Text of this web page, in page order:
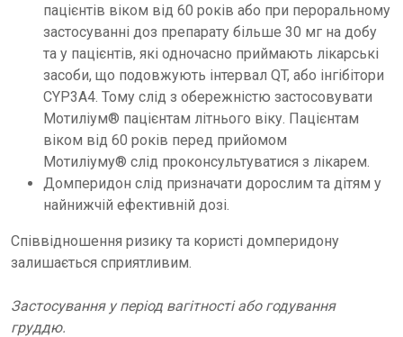
пацієнтів віком від 60 років або при пероральному
застосуванні доз препарату більше 30 мг на добу
та у пацієнтів, які одночасно приймають лікарські
засоби, що подовжують інтервал QT, або інгібітори
CYP3A4. Тому слід з обережністю застосовувати
Мотиліум® пацієнтам літнього віку. Пацієнтам
віком від 60 років перед прийомом
Мотиліуму® слід проконсультуватися з лікарем.
Домперидон слід призначати дорослим та дітям у
найнижчій ефективній дозі.
Співвідношення ризику та користі домперидону
залишається сприятливим.
Застосування у період вагітності або годування
груддю.